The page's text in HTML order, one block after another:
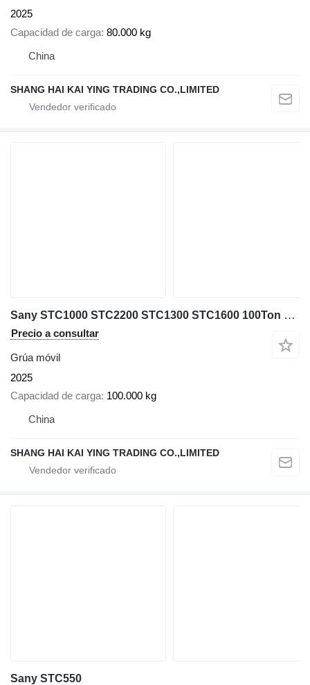
2025
Capacidad de carga 80.000 kg
China
SHANG HAI KAI YING TRADING CO.,LIMITED
Sany STC1000 STC2200 STC1300 STC1600 100Ton 130t 160t 220t
Precio a consultar
Grúa móvil
2025
Capacidad de carga 100.000 kg
China
SHANG HAI KAI YING TRADING CO.,LIMITED
Sany STC550